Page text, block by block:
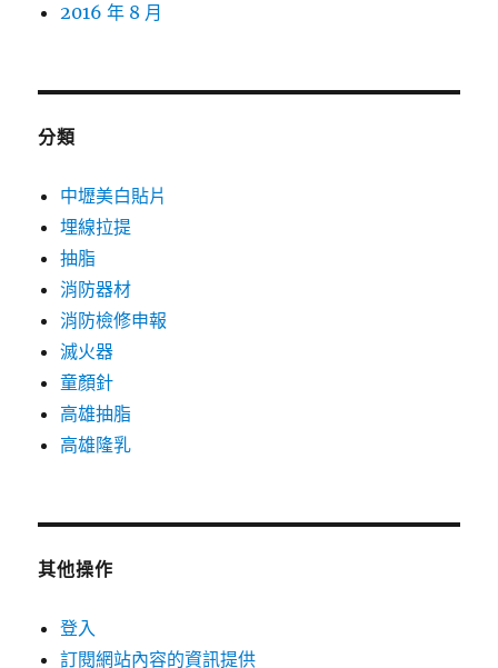
2016 年 8 月
分類
中壢美白貼片
埋線拉提
抽脂
消防器材
消防檢修申報
滅火器
童顏針
高雄抽脂
高雄隆乳
其他操作
登入
訂閱網站內容的資訊提供